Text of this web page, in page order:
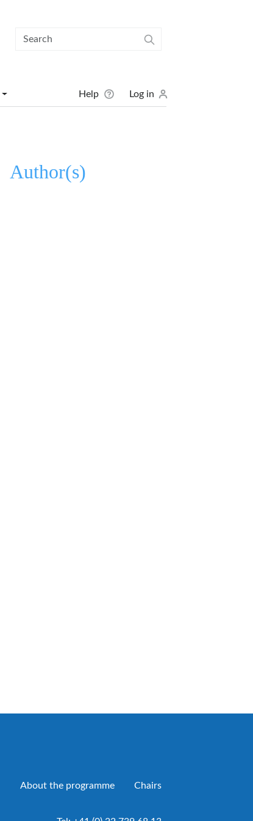
User menu
Help Log in
Author(s)
About the programme Chairs